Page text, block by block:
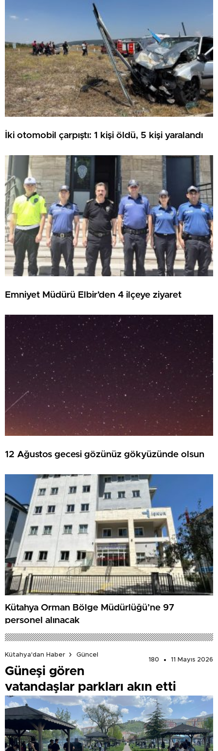
İki otomobil çarpıştı: 1 kişi öldü, 5 kişi yaralandı
Emniyet Müdürü Elbir’den 4 ilçeye ziyaret
12 Ağustos gecesi gözünüz gökyüzünde olsun
Kütahya Orman Bölge Müdürlüğü’ne 97
personel alınacak
Kütahya'dan Haber
Güncel
180
11 Mayıs 2026
Güneşi gören
vatandaşlar parkları akın etti